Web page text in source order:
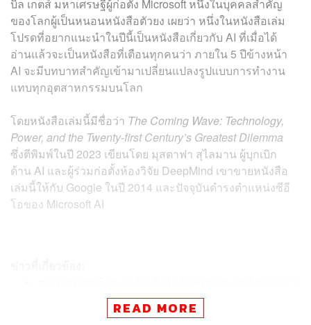
บิล เกตส์ มหาเศรษฐีผู้ก่อตั้ง Microsoft หนึ่งในบุคคลสำคัญ
ของโลกผู้เป็นหนอนหนังสือตัวยง เผยว่า หนึ่งในหนังสือเล่ม
โปรดที่อยากแนะนำในปีนี้เป็นหนังสือเกี่ยวกับ AI ที่เมื่อได้
อ่านแล้วจะเป็นหนังสือที่เตือนทุกคนว่า ภายใน 5 ปีข้างหน้า
AI จะมีบทบาทสำคัญเข้ามาเปลี่ยนแปลงรูปแบบการทำงาน
แทบทุกอุตสาหกรรมบนโลก
โดยหนังสือเล่มนี้มีชื่อว่า The Coming Wave: Technology,
Power, and the Twenty-first Century’s Greatest Dilemma
ซึ่งตีพิมพ์ในปี 2023 เขียนโดย มุสตาฟา สุไลมาน ผู้บุกเบิก
ด้าน AI และผู้ร่วมก่อตั้งห้องวิจัย DeepMind เขาขายหนังสือ
เล่มนี้ให้กับ Google ในปี 2014 และปัจจุบันดำรงตำแหน่งซีอี
โอของ Microsoft AI
อร์เรน บัฟเฟตต์’ เตือนเสมอ มีเงินก็ซื้อเวลาไม่ได้…
คอนเนกชัน ความสดใส และเวลา’ อ่าน 7 เรื่องราวผ่าน
READ MORE